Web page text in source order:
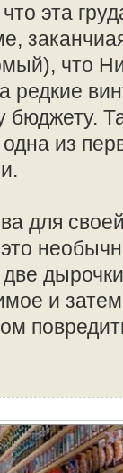
эта
что
редкие
бюджету.
из
для
это
и